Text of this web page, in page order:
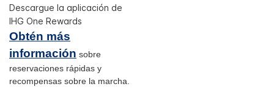
Descargue la aplicación de
IHG One Rewards
Obtén más
información sobre
reservaciones rápidas y
recompensas sobre la marcha.